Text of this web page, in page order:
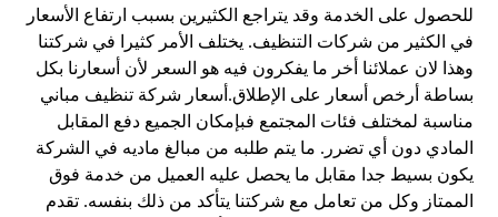
للحصول على الخدمة وقد يتراجع الكثيرين بسبب ارتفاع الأسعار
في الكثير من شركات التنظيف. يختلف الأمر كثيرا في شركتنا
وهذا لان عملائنا أخر ما يفكرون فيه هو السعر لأن أسعارنا بكل
بساطة أرخص أسعار على الإطلاق.أسعار شركة تنظيف مباني
مناسبة لمختلف فئات المجتمع فبإمكان الجميع دفع المقابل
المادي دون أي تضرر. ما يتم طلبه من مبالغ ماديه في الشركة
يكون بسيط جدا مقابل ما يحصل عليه العميل من خدمة فوق
الممتاز وكل من تعامل مع شركتنا يتأكد من ذلك بنفسه. تقدم